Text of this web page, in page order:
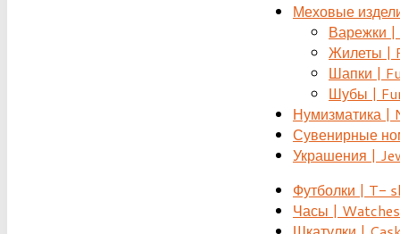
Меховые
Варежки
Жилеты |
Шапки |
Шубы |
Нумизматика |
Сувенирные
Украшения |
Футболки | T-
Часы | Watches